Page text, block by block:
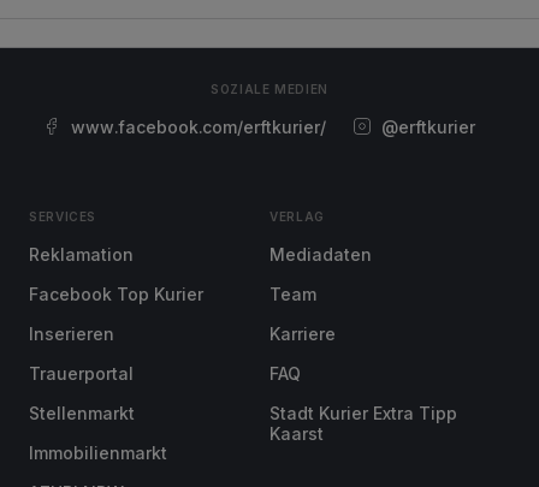
SOZIALE MEDIEN
www.facebook.com/erftkurier/ @erftkurier
SERVICES
Reklamation
Facebook Top Kurier
Inserieren
Trauerportal
Stellenmarkt
Immobilienmarkt
VERLAG
Mediadaten
Team
Karriere
FAQ
Stadt Kurier Extra Tipp
Kaarst